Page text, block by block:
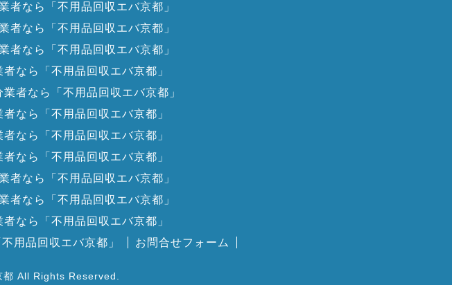
者なら「不用品回収エバ京都」
者なら「不用品回収エバ京都」
者なら「不用品回収エバ京都」
なら「不用品回収エバ京都」
者なら「不用品回収エバ京都」
なら「不用品回収エバ京都」
なら「不用品回収エバ京都」
なら「不用品回収エバ京都」
者なら「不用品回収エバ京都」
者なら「不用品回収エバ京都」
なら「不用品回収エバ京都」
用品回収エバ京都」
お問合せフォーム
All Rights Reserved.